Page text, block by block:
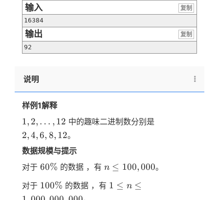
输入
复制
16384
输出
复制
92
说明
样例1解释
1,2,
…,12
1, 2, … , 12 中的趣味二进制数分别是
2,4, 6, 8, 12。
数据规模与提示
对于 60\%
60% 的数据 ，有 n≤100,000
n ≤ 100,000。
对于 100\%
100% 的数据 ，有 1≤n≤1,000,000,000
1 ≤ n ≤